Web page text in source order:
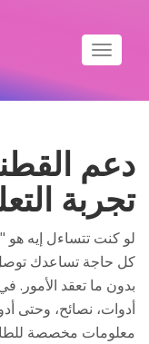
تبديل
الملاحة
دعم
تجربة
لو كنت تتساءل إيه
كل حاجة تساعدك
بدون ما تعقد
أدوات، نصائح، وحتى
معلومات مخصصة